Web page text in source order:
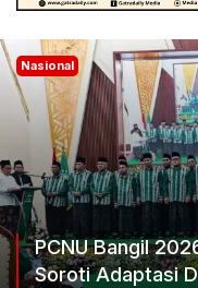
Gus Yahya